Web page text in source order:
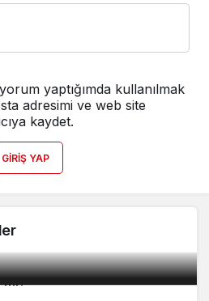
yaptığımda kullanılmak
adresimi ve web site
kaydet.
GIRIŞ YAP